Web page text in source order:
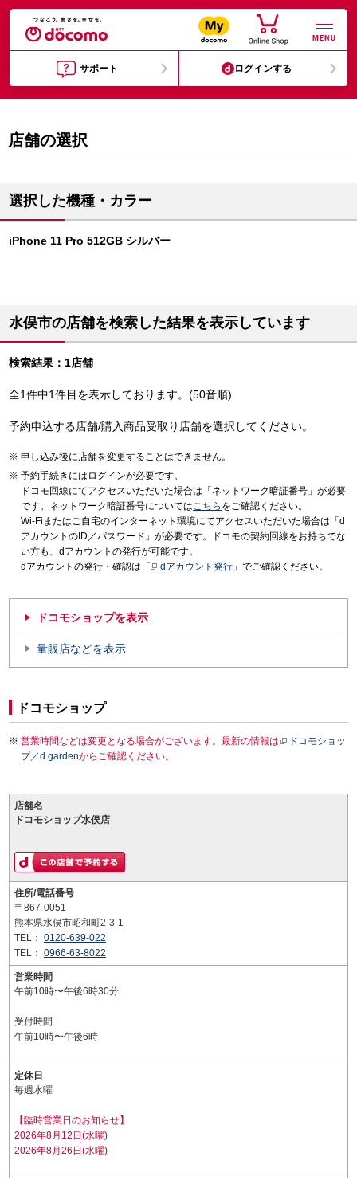
MENU
サポート ログインする
店舗の選択
選択した機種・カラー
iPhone 11 Pro 512GB シルバー
水俣市の店舗を検索した結果を表示しています
検索結果：1店舗
全1件中1件目を表示しております。(50音順)
予約申込する店舗/購入商品受取り店舗を選択してください。
申し込み後に店舗を変更することはできません。
予約手続きにはログインが必要です。
ドコモ回線にてアクセスいただいた場合は「ネットワーク暗証番号」が必要
です。ネットワーク暗証番号についてはこちら をご確認ください。
Wi-Fiまたはご自宅のインターネット環境にてアクセスいただいた場合は「d
アカウントのID／パスワード」が必要です。ドコモの契約回線をお持ちでな
い方も、dアカウントの発行が可能です。
dアカウントの発行・確認は「
dアカウント発行 」でご確認ください。
ドコモショップを表示
量販店などを表示
ドコモショップ
営業時間などは変更となる場合がございます。最新の情報は
ドコモショッ
プ／d gardenからご確認ください。
店舗名
ドコモショップ水俣店
住所/電話番号
〒867-0051
熊本県水俣市昭和町2-3-1
TEL： 0120-639-022
TEL： 0966-63-8022
営業時間
午前10時〜午後6時30分
受付時間
午前10時〜午後6時
定休日
毎週水曜
【臨時営業日のお知らせ】
2026年8月12日(水曜)
2026年8月26日(水曜)